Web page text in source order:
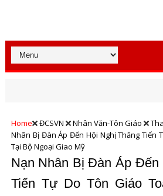
Home ĐCSVN Nhân Văn-Tôn Giáo
Nhân Bị Đàn Áp Đến Hội Nghị Thăng Tiến
Tại Bộ Ngoại Giao Mỹ
Nạn Nhân Bị Đàn Áp Đến
Tiến Tự Do Tôn Giáo